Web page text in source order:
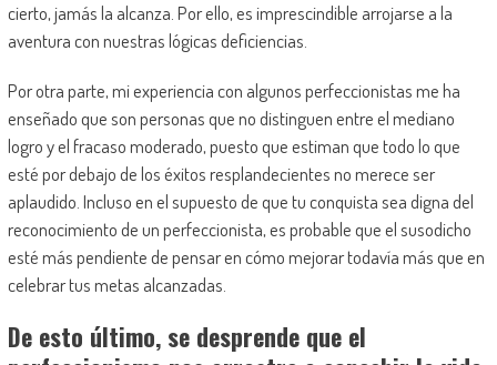
cierto, jamás la alcanza. Por ello, es imprescindible arrojarse a la
aventura con nuestras lógicas deficiencias.
Por otra parte, mi experiencia con algunos perfeccionistas me ha
enseñado que son personas que no distinguen entre el mediano
logro y el fracaso moderado, puesto que estiman que todo lo que
esté por debajo de los éxitos resplandecientes no merece ser
aplaudido. Incluso en el supuesto de que tu conquista sea digna del
reconocimiento de un perfeccionista, es probable que el susodicho
esté más pendiente de pensar en cómo mejorar todavía más que en
celebrar tus metas alcanzadas.
De esto último, se desprende que el